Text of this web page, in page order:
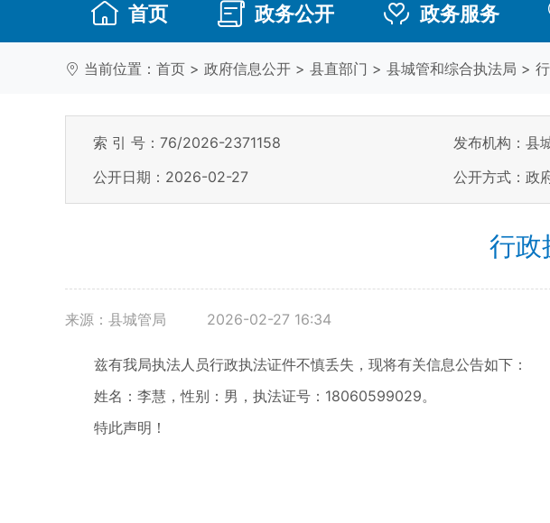
首页 政务公开 政务服务
当前位置： 首页 > 政府信息公开 > 县直部门 > 县城管和综合执法局 >
索 引 号：76/2026-2371158 发布机构：县
公开日期：2026-02-27
公开方式：政
行政
来源：县城管局 2026-02-27 16:34
兹有我局执法人员行政执法证件不慎丢失，现将有关信息公告如下：
姓名：李慧，性别：男，执法证号：18060599029。
特此声明！